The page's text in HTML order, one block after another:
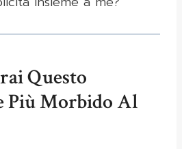
Questo
Più Morbido Al